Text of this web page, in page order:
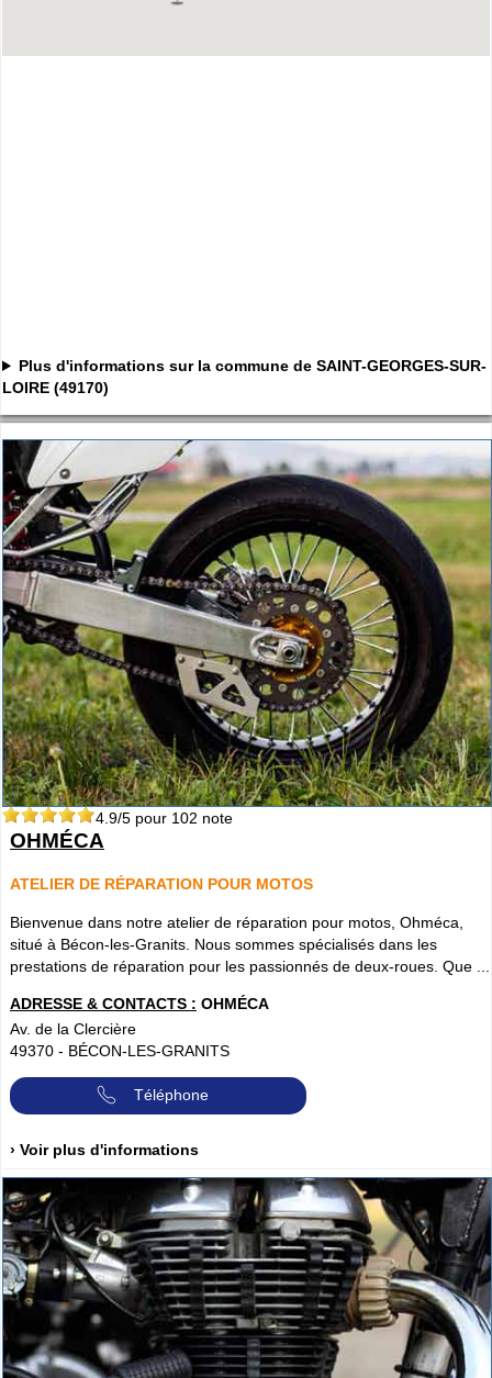
Plus d'informations sur la commune de SAINT-GEORGES-SUR-
LOIRE (49170)
4.9/5 pour 102 note
OHMÉCA
ATELIER DE RÉPARATION POUR MOTOS
Bienvenue dans notre atelier de réparation pour motos, Ohméca,
situé à Bécon-les-Granits. Nous sommes spécialisés dans les
prestations de réparation pour les passionnés de deux-roues. Que ...
ADRESSE & CONTACTS : OHMÉCA
Av. de la Clercière
49370 - BÉCON-LES-GRANITS
Téléphone
› Voir plus d'informations